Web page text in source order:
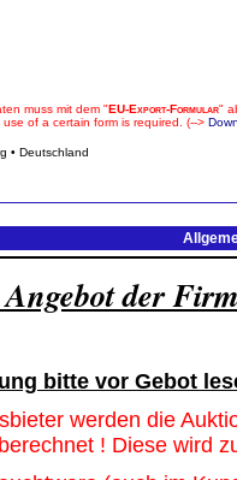
muss mit dem "EU-Export-Formular"
of a certain form is required. (-->
• Deutschland